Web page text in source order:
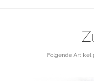
Folgende Artikel